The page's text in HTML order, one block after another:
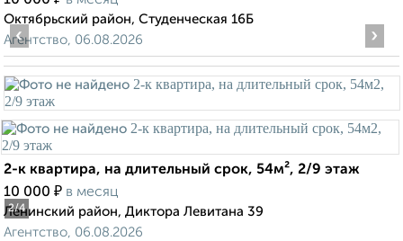
Октябрьский район, Студенческая 16Б
Агентство, 06.08.2026
2/4
‹ ›
2-к квартира, на длительный срок, 54м², 2/9 этаж
10 000 ₽ в месяц
Ленинский район, Диктора Левитана 39
Агентство, 06.08.2026